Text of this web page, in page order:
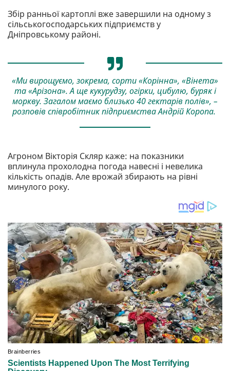
Збір ранньої картоплі вже завершили на одному з
сільськогосподарських підприємств у
Дніпровському районі.
«Ми вирощуємо, зокрема, сорти «Корінна», «Вінета»
та «Арізона». А ще кукурудзу, огірки, цибулю, буряк і
моркву. Загалом маємо близько 40 гектарів полів», –
розповів співробітник підприємства Андрій Коропа.
Агроном Вікторія Скляр каже: на показники
вплинула прохолодна погода навесні і невелика
кількість опадів. Але врожай збирають на рівні
минулого року.